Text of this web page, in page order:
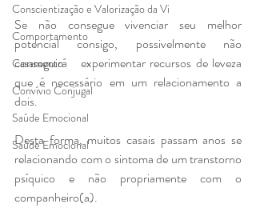
Conscientização e Valorização da Vi
Comportamento
Casamento
Convívio Conjugal
Saúde Emocional
Saúde Emocional
Se não consegue vivenciar seu melhor
potencial consigo, possivelmente não
conseguirá   experimentar recursos de leveza
que é necessário em um relacionamento a
dois.
Desta forma, muitos casais passam anos se
relacionando com o sintoma de um transtorno
psíquico e não propriamente com o
companheiro(a).